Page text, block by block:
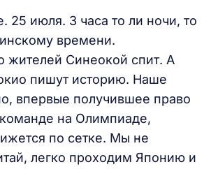
25 июля. 3 часа то ли ночи, то
времени.
жителей Синеокой спит. А
пишут историю. Наше
впервые получившее право
команде на Олимпиаде,
по сетке. Мы не
легко проходим Японию и